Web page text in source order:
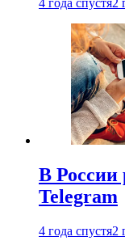
В России
Telegram
4 года спустя2